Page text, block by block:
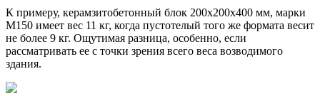
К примеру, керамзитобетонный блок 200х200х400 мм, марки
М150 имеет вес 11 кг, когда пустотелый того же формата весит
не более 9 кг. Ощутимая разница, особенно, если
рассматривать ее с точки зрения всего веса возводимого
здания.